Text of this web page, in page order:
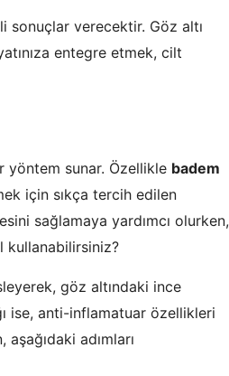
sonuçlar verecektir. Göz altı
entegre etmek, cilt
sunar. Özellikle badem
için sıkça tercih edilen
sağlamaya yardımcı olurken,
kullanabilirsiniz?
göz altındaki ince
ise, anti-inflamatuar özellikleri
adımları